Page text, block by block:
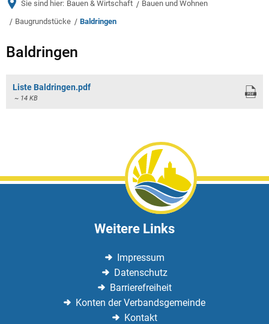
Sie sind hier: Bauen & Wirtschaft
Bauen und Wohnen
Baugrundstücke
Baldringen
Baldringen
Baldringen
Liste Baldringen.pdf
~ 14 KB
Weitere Links
Impressum
Datenschutz
Barrierefreiheit
Konten der Verbandsgemeinde
Kontakt